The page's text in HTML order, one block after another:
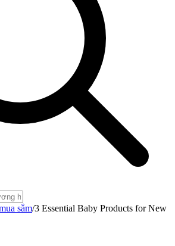
sắm/3 Essential Baby Products for New